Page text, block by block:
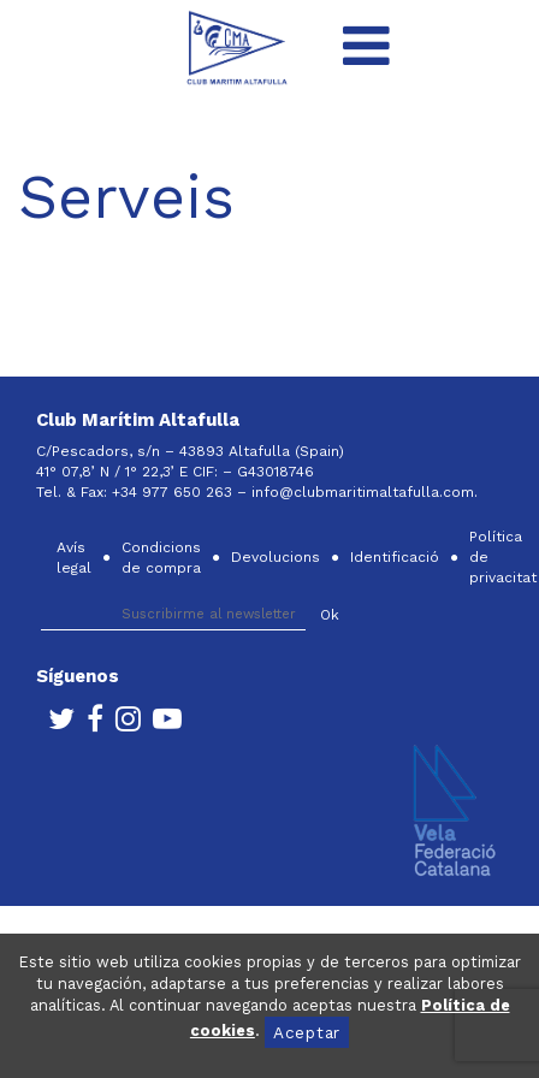
Este sitio web utiliza cookies propias y de terceros para optimizar
tu navegación, adaptarse a tus preferencias y realizar labores
analíticas. Al continuar navegando aceptas nuestra Política de
cookies. Aceptar
Serveis
Club Marítim Altafulla
C/Pescadors, s/n – 43893 Altafulla (Spain)
41° 07,8’ N / 1° 22,3’ E CIF: – G43018746
Tel. & Fax: +34 977 650 263 – info@clubmaritimaltafulla.com.
Avís
legal
Condicions
de compra
Devolucions Identificació
Política
de
privacitat
Síguenos